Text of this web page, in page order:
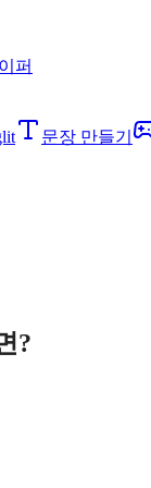
퍼
문장 만들기
?